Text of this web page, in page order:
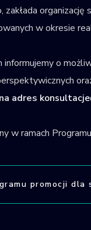
w okresie
o
adres
w ramach
promocji